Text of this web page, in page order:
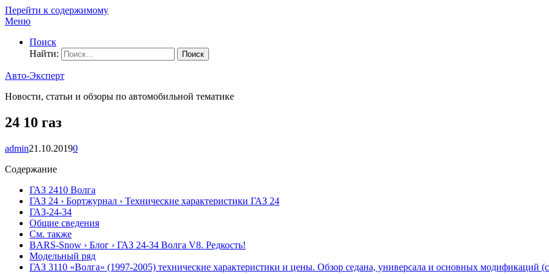
Перейти к содержимому
Меню
Поиск
Найти:
Авто-Эксперт
Новости, статьи и обзоры по автомобильной тематике
24 10 газ
admin21.10.20190
Содержание
ГАЗ 2410 Волга
ГАЗ 24 › Бортжурнал › Технические характеристики ГАЗ 24
ГАЗ-24-34
Общие сведения
См. также
BARS-Snow › Блог › ГАЗ 24-34 Волга V8. Редкость!
Модельный ряд
ГАЗ 3110 «Волга» (1997-2005) технические характеристики и цены. Обзор седана, универсала и основных модификаций